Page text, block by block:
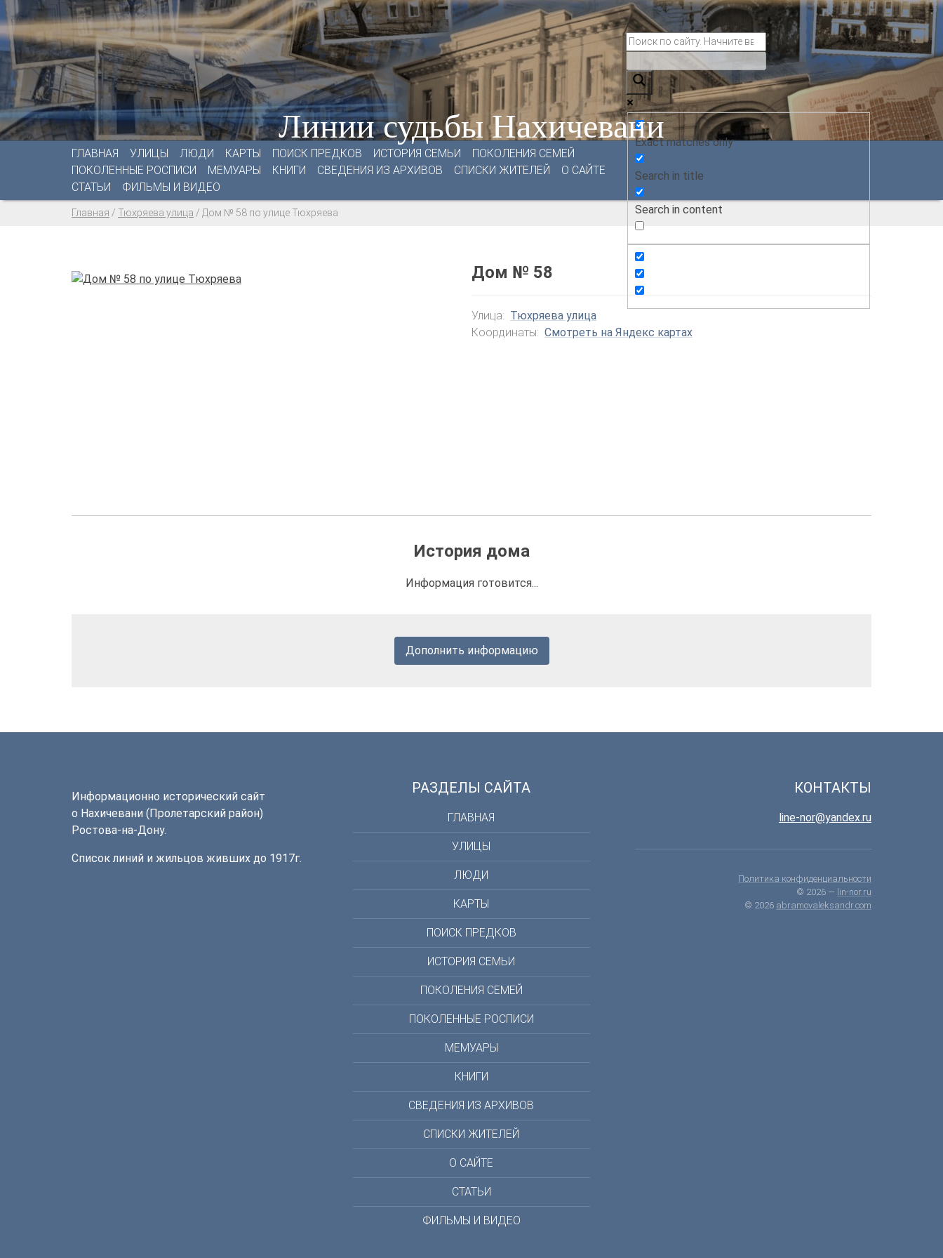
Линии судьбы Нахичевани
ГЛАВНАЯ УЛИЦЫ ЛЮДИ КАРТЫ ПОИСК ПРЕДКОВ ИСТОРИЯ СЕМЬИ
ПОКОЛЕНИЯ СЕМЕЙ
ПОКОЛЕННЫЕ РОСПИСИ
МЕМУАРЫ КНИГИ СВЕДЕНИЯ ИЗ АРХИВОВ СПИСКИ ЖИТЕЛЕЙ
О САЙТЕ
СТАТЬИ
ФИЛЬМЫ И ВИДЕО
Exact matches only
Search in title
Search in content
Главная / Тюхряева улица / Дом № 58 по улице Тюхряева
Дом № 58
Улица: Тюхряева улица
Координаты: Смотреть на Яндекс картах
История дома
Информация готовится...
Дополнить информацию
Информационно исторический сайт
о Нахичевани (Пролетарский район)
Ростова-на-Дону.
Список линий и жильцов живших до 1917г.
РАЗДЕЛЫ САЙТА
ГЛАВНАЯ
УЛИЦЫ
ЛЮДИ
КАРТЫ
ПОИСК ПРЕДКОВ
ИСТОРИЯ СЕМЬИ
ПОКОЛЕНИЯ СЕМЕЙ
ПОКОЛЕННЫЕ РОСПИСИ
МЕМУАРЫ
КНИГИ
СВЕДЕНИЯ ИЗ АРХИВОВ
СПИСКИ ЖИТЕЛЕЙ
О САЙТЕ
СТАТЬИ
ФИЛЬМЫ И ВИДЕО
КОНТАКТЫ
line-nor@yandex.ru
Политика конфиденциальности
© 2026 — lin-nor.ru
© 2026 abramovaleksandr.com